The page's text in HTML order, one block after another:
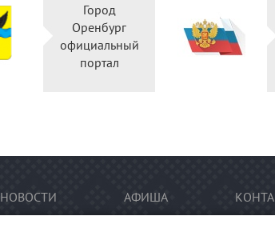
Город
Оренбург
официальный
портал
НОВОСТИ АФИША